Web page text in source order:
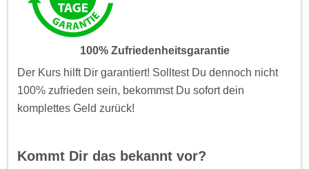
100% Zufriedenheitsgarantie
Der Kurs hilft Dir garantiert! Solltest Du dennoch nicht
100% zufrieden sein, bekommst Du sofort dein
komplettes Geld zurück!
K ommt Dir das bekannt vor?